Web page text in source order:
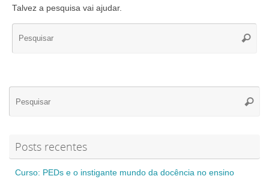
Talvez a pesquisa vai ajudar.
Posts recentes
Curso: PEDs e o instigante mundo da docência no ensino